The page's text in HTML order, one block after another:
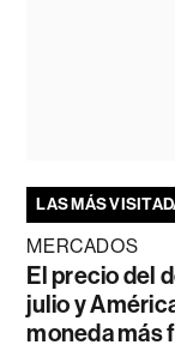
LAS MÁS
MERCADOS
El precio del
julio y
moneda más